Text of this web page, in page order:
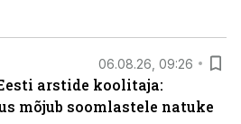
06.08.26, 09:26
arstide koolitaja:
mõjub soomlastele natuke